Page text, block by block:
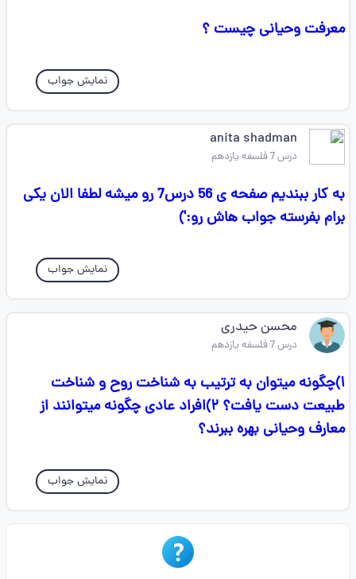
معرفت وحیانی چیست ؟
نمایش جواب
anita shadman
درس 7 فلسفه یازدهم
به کار ببندیم صفحه ی 56 درس7 رو میشه لطفا الان یکی
برام بفرسته جواب هاش رو:')
نمایش جواب
محسن حیدری
درس 7 فلسفه یازدهم
۱)چگونه میتوان به ترتیب به شناخت روح و شناخت
طبیعت دست یافت؟ ۲)افراد عادی چگونه میتوانند از
معارف وحیانی بهره ببرند؟
نمایش جواب